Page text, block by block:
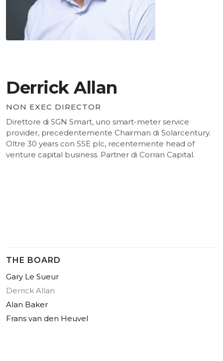
Derrick Allan
NON EXEC DIRECTOR
Direttore di SGN Smart, uno smart-meter service
provider, precedentemente Chairman di Solarcentury.
Oltre 30 years con SSE plc, recentemente head of
venture capital business. Partner di Corran Capital.
THE BOARD
Gary Le Sueur
Derrick Allan
Alan Baker
Frans van den Heuvel